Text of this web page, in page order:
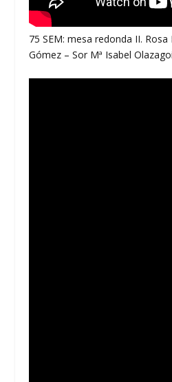
75 SEM: mesa redonda II. Rosa
Gómez – Sor Mª Isabel